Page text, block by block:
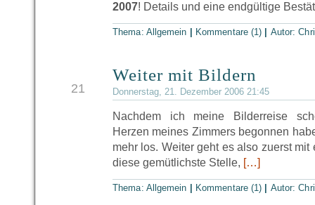
2007! Details und eine endgültige
Thema: Allgemein Kommentare (1) Autor:
21
Weiter mit Bildern
Donnerstag, 21. Dezember 2006 21:45
Nachdem ich meine Bilderreise
Herzen meines Zimmers begonnen
mehr los. Weiter geht es also zuerst
diese gemütlichste Stelle, […]
Thema: Allgemein Kommentare (1) Autor: